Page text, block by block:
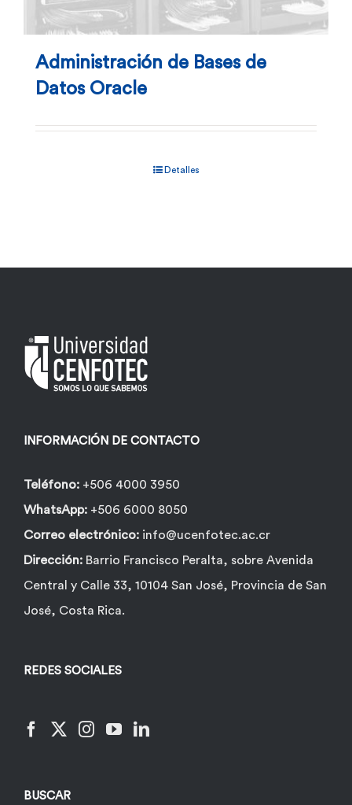
Administración de Bases de
Datos Oracle
Detalles
INFORMACIÓN DE CONTACTO
Teléfono: +506 4000 3950
WhatsApp: +506 6000 8050
Correo electrónico: info@ucenfotec.ac.cr
Dirección: Barrio Francisco Peralta, sobre Avenida
Central y Calle 33, 10104 San José, Provincia de San
José, Costa Rica.
REDES SOCIALES
BUSCAR